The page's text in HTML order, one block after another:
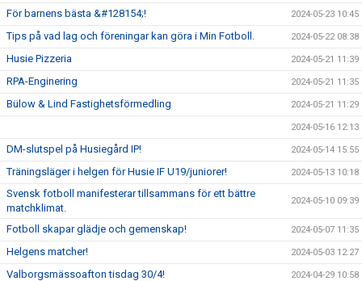
För barnens bästa &#128154;! 2024-05-23 10:45
Tips på vad lag och föreningar kan göra i Min Fotboll. 2024-05-22 08:38
Husie Pizzeria 2024-05-21 11:39
RPA-Enginering 2024-05-21 11:35
Bülow & Lind Fastighetsförmedling 2024-05-21 11:29
2024-05-16 12:13
DM-slutspel på Husiegård IP! 2024-05-14 15:55
Träningsläger i helgen för Husie IF U19/juniorer! 2024-05-13 10:18
Svensk fotboll manifesterar tillsammans för ett bättre
matchklimat.
2024-05-10 09:39
Fotboll skapar glädje och gemenskap! 2024-05-07 11:35
Helgens matcher! 2024-05-03 12:27
Valborgsmässoafton tisdag 30/4! 2024-04-29 10:58